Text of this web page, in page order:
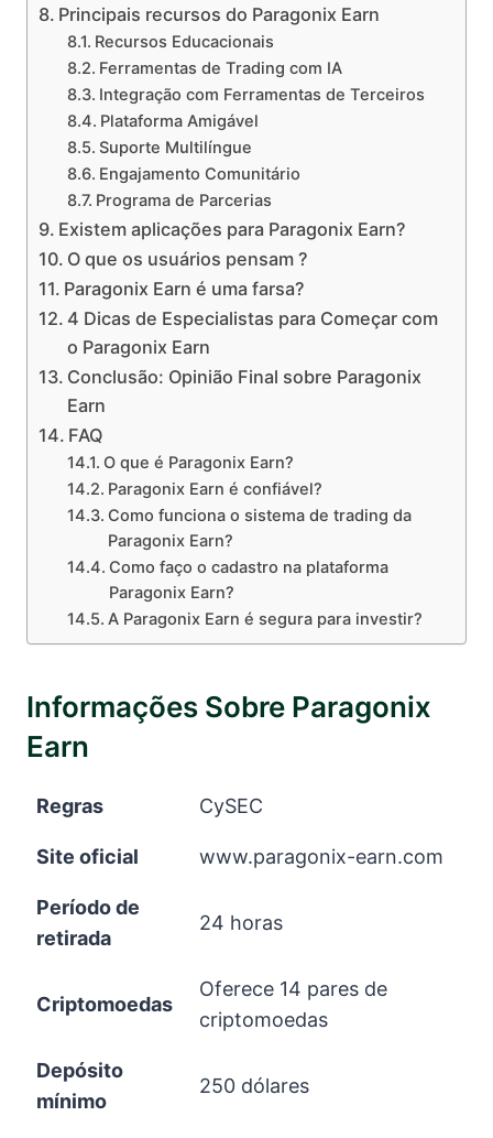
Principais recursos do Paragonix Earn
Recursos Educacionais
Ferramentas de Trading com IA
Integração com Ferramentas de Terceiros
Plataforma Amigável
Suporte Multilíngue
Engajamento Comunitário
Programa de Parcerias
Existem aplicações para Paragonix Earn?
O que os usuários pensam ?
Paragonix Earn é uma farsa?
4 Dicas de Especialistas para Começar com
o Paragonix Earn
Conclusão: Opinião Final sobre Paragonix
Earn
FAQ
O que é Paragonix Earn?
Paragonix Earn é confiável?
Como funciona o sistema de trading da
Paragonix Earn?
Como faço o cadastro na plataforma
Paragonix Earn?
A Paragonix Earn é segura para investir?
Informações Sobre Paragonix
Earn
Regras CySEC
Site oficial www.paragonix-earn.com
Período de
retirada
24 horas
Criptomoedas
Oferece 14 pares de
criptomoedas
Depósito
mínimo
250 dólares